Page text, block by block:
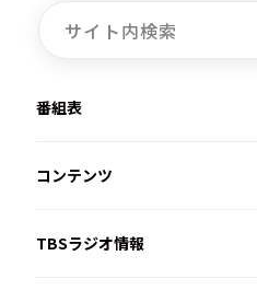
番組表
コンテンツ
TBSラジオ情報